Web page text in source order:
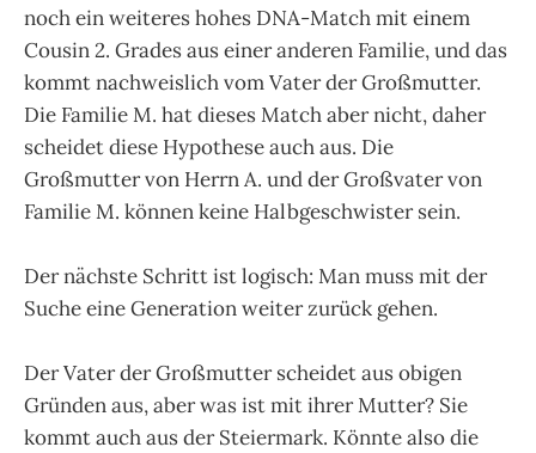
noch ein weiteres hohes DNA-Match mit einem
Cousin 2. Grades aus einer anderen Familie, und das
kommt nachweislich vom Vater der Großmutter.
Die Familie M. hat dieses Match aber nicht, daher
scheidet diese Hypothese auch aus. Die
Großmutter von Herrn A. und der Großvater von
Familie M. können keine Halbgeschwister sein.
Der nächste Schritt ist logisch: Man muss mit der
Suche eine Generation weiter zurück gehen.
Der Vater der Großmutter scheidet aus obigen
Gründen aus, aber was ist mit ihrer Mutter? Sie
kommt auch aus der Steiermark. Könnte also die